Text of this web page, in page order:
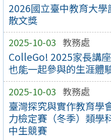
2026國立臺中教育大
散文獎
2025-10-03 教務處
ColleGo! 2025家長講
也能一起參與的生涯體
2025-10-03 教務處
臺灣探究與實作教育學
力檢定賽（冬季）類學
中生競賽